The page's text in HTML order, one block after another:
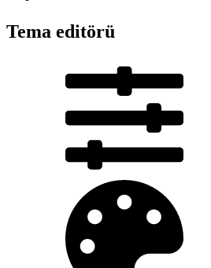
Tema editörü